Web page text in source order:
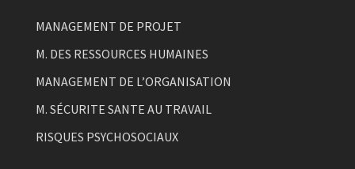
MANAGEMENT DE PROJET
M. DES RESSOURCES HUMAINES
MANAGEMENT DE L’ORGANISATION
M. SÉCURITE SANTE AU TRAVAIL
RISQUES PSYCHOSOCIAUX